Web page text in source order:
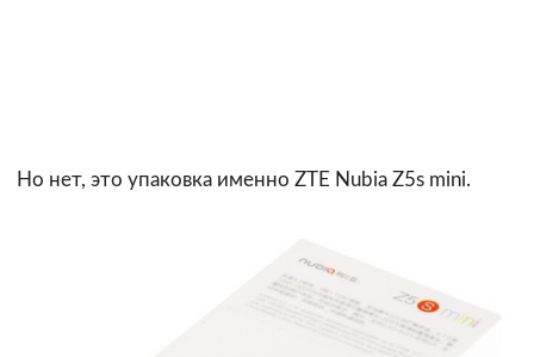
Но нет, это упаковка именно ZTE Nubia Z5s mini.